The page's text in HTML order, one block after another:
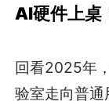
AI硬件上桌
回看2025年
验室走向普